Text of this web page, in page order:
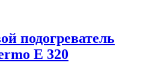
подогреватель
E 320